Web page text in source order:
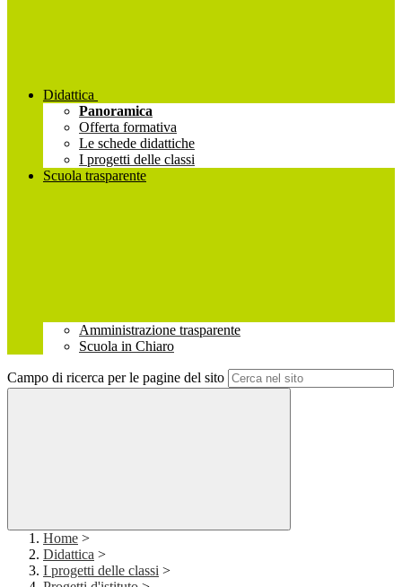
Didattica
Panoramica
Offerta formativa
Le schede didattiche
I progetti delle classi
Scuola trasparente
Amministrazione trasparente
Scuola in Chiaro
Campo di ricerca per le pagine del sito
Home >
Didattica >
I progetti delle classi >